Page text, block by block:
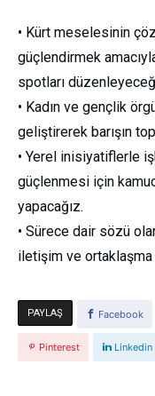
• Kürt meselesinin
güçlendirmek
spotları
• Kadın ve gençlik
geliştirerek barışın
• Yerel inisiyatiflerle
güçlenmesi için
yapacağız.
• Sürece dair sözü
iletişim ve ortaklaşma
PAYLAŞ Facebook
Pinterest Linkedin